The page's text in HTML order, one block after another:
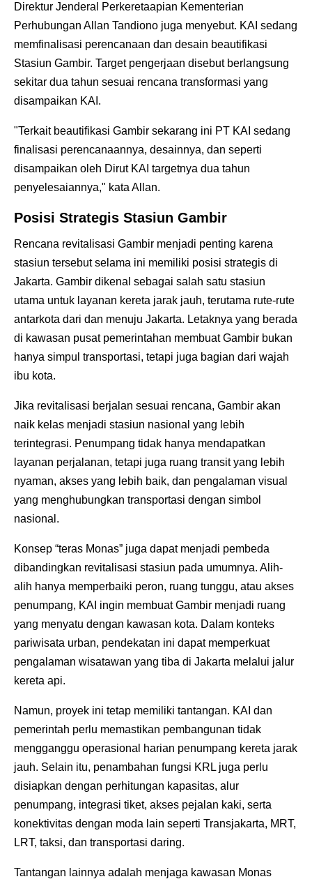
Direktur Jenderal Perkeretaapian Kementerian
Perhubungan Allan Tandiono juga menyebut. KAI sedang
memfinalisasi perencanaan dan desain beautifikasi
Stasiun Gambir. Target pengerjaan disebut berlangsung
sekitar dua tahun sesuai rencana transformasi yang
disampaikan KAI.
"Terkait beautifikasi Gambir sekarang ini PT KAI sedang
finalisasi perencanaannya, desainnya, dan seperti
disampaikan oleh Dirut KAI targetnya dua tahun
penyelesaiannya," kata Allan.
Posisi Strategis Stasiun Gambir
Rencana revitalisasi Gambir menjadi penting karena
stasiun tersebut selama ini memiliki posisi strategis di
Jakarta. Gambir dikenal sebagai salah satu stasiun
utama untuk layanan kereta jarak jauh, terutama rute-rute
antarkota dari dan menuju Jakarta. Letaknya yang berada
di kawasan pusat pemerintahan membuat Gambir bukan
hanya simpul transportasi, tetapi juga bagian dari wajah
ibu kota.
Jika revitalisasi berjalan sesuai rencana, Gambir akan
naik kelas menjadi stasiun nasional yang lebih
terintegrasi. Penumpang tidak hanya mendapatkan
layanan perjalanan, tetapi juga ruang transit yang lebih
nyaman, akses yang lebih baik, dan pengalaman visual
yang menghubungkan transportasi dengan simbol
nasional.
Konsep “teras Monas” juga dapat menjadi pembeda
dibandingkan revitalisasi stasiun pada umumnya. Alih-
alih hanya memperbaiki peron, ruang tunggu, atau akses
penumpang, KAI ingin membuat Gambir menjadi ruang
yang menyatu dengan kawasan kota. Dalam konteks
pariwisata urban, pendekatan ini dapat memperkuat
pengalaman wisatawan yang tiba di Jakarta melalui jalur
kereta api.
Namun, proyek ini tetap memiliki tantangan. KAI dan
pemerintah perlu memastikan pembangunan tidak
mengganggu operasional harian penumpang kereta jarak
jauh. Selain itu, penambahan fungsi KRL juga perlu
disiapkan dengan perhitungan kapasitas, alur
penumpang, integrasi tiket, akses pejalan kaki, serta
konektivitas dengan moda lain seperti Transjakarta, MRT,
LRT, taksi, dan transportasi daring.
Tantangan lainnya adalah menjaga kawasan Monas